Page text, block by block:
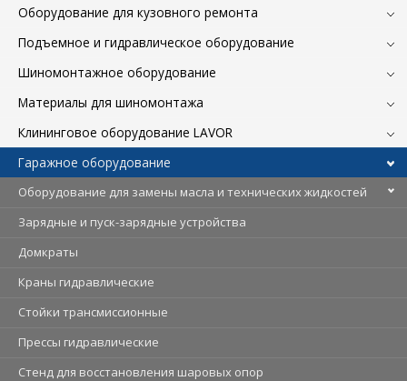
Оборудование для кузовного ремонта
Подъемное и гидравлическое оборудование
Шиномонтажное оборудование
Материалы для шиномонтажа
Клининговое оборудование LAVOR
Гаражное оборудование
Оборудование для замены масла и технических жидкостей
Зарядные и пуск-зарядные устройства
Домкраты
Краны гидравлические
Стойки трансмиссионные
Прессы гидравлические
Стенд для восстановления шаровых опор